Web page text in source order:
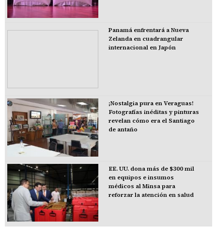
Panamá enfrentará a Nueva
Zelanda en cuadrangular
internacional en Japón
¡Nostalgia pura en Veraguas!
Fotografías inéditas y pinturas
revelan cómo era el Santiago
de antaño
EE. UU. dona más de $300 mil
en equipos e insumos
médicos al Minsa para
reforzar la atención en salud